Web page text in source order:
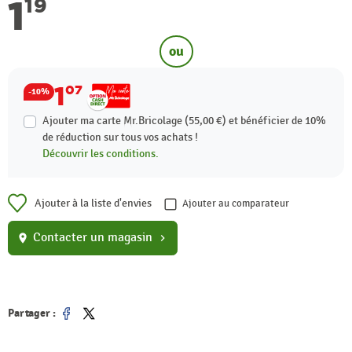
119
ou
-10% 107
Ajouter ma carte Mr.Bricolage (55,00 €) et bénéficier de 10%
de réduction sur tous vos achats !
Découvrir les conditions.
Ajouter à la liste d'envies Ajouter au comparateur
location_on Contacter un magasin chevron_right
Partager :
Partager
Tweet